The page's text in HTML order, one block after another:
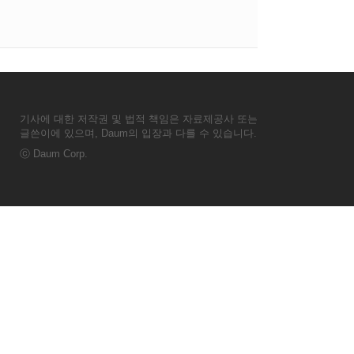
기사에 대한 저작권 및 법적 책임은 자료제공사 또는
글쓴이에 있으며, Daum의 입장과 다를 수 있습니다.
ⓒ Daum Corp.